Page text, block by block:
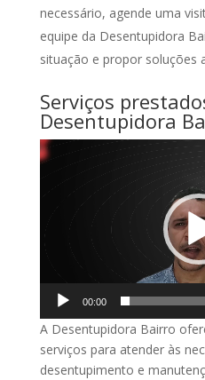
necessário, agende uma
equipe da Desentupidora
situação e propor soluções
Serviços
Desentupidora
Tocador
00:00
A Desentupidora Bairro
serviços para atender às
desentupimento e